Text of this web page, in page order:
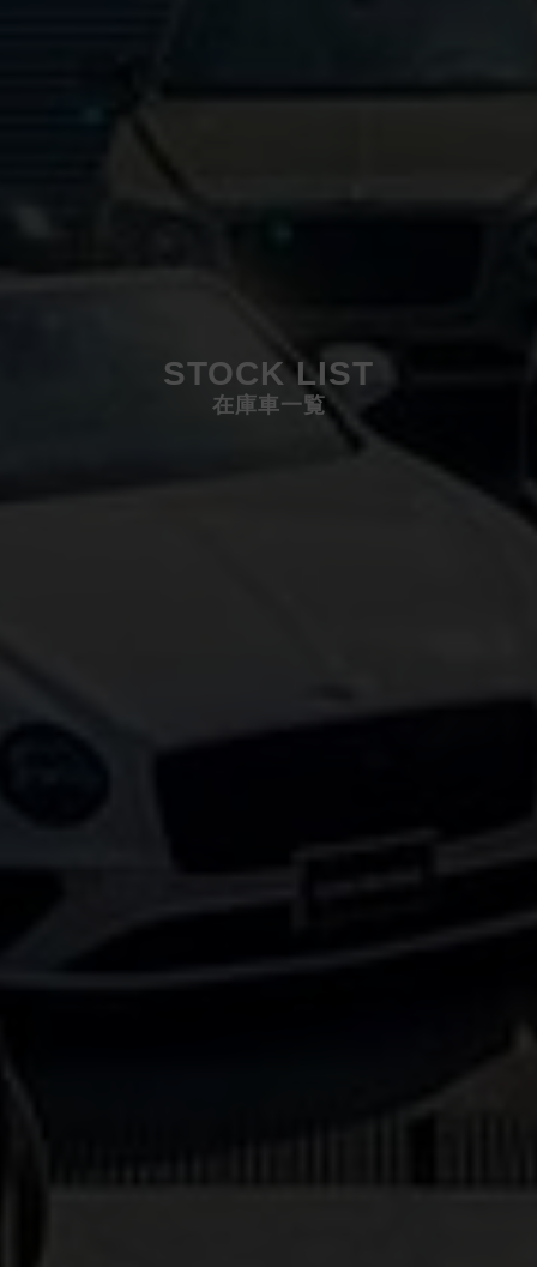
STOCK LIST
在庫車一覧